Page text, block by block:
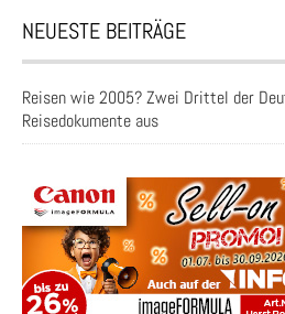
NEUESTE BEITRÄGE
Reisen wie 2005? Zwei Drittel der
Reisedokumente aus